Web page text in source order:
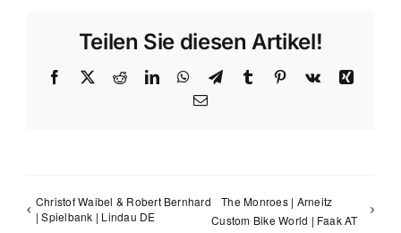
Teilen Sie diesen Artikel!
Facebook
X RedditLinkedInWhatsApp
TelegramTumblr Pinterest
Vk
Xing
E-
Christof Waibel & Robert Bernhard
| Spielbank | Lindau DE
The Monroes | Arneitz
Custom Bike World | Faak AT